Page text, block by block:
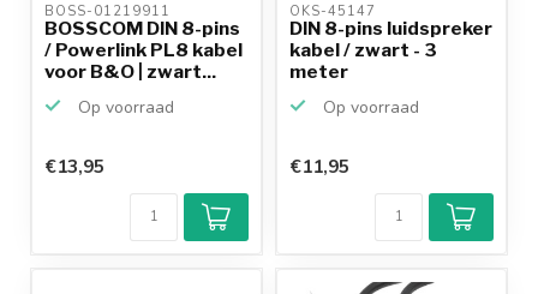
BOSS-01219911
BOSSCOM DIN 8-pins
/ Powerlink PL8 kabel
voor B&O | zwart...
Op voorraad
€13,95
OKS-45147
DIN 8-pins luidspreker
kabel / zwart - 3
meter
Op voorraad
Klantenbeoordeling
9,2/10
Achteraf
betalen mogelijk
productkennis
€11,95